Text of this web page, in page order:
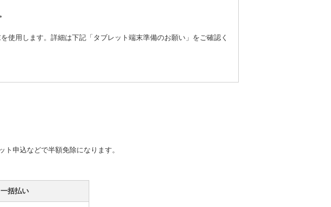
使用します。詳細は下記「タブレット端末準備のお願い」をご確認く
申込などで半額免除になります。
一括払い